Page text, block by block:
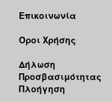
Επικοινωνία
Όροι Χρήσης
Δήλωση
Προσβασιμότητας
Πλοήγηση